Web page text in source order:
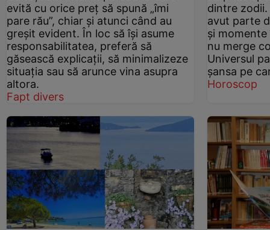
evită cu orice preț să spună „îmi
pare rău”, chiar și atunci când au
greșit evident. În loc să își asume
responsabilitatea, preferă să
găsească explicații, să minimalizeze
situația sau să arunce vina asupra
altora.
Fapt divers
dintre zodii.
avut parte
și
nu merge
Universul
șansa pe
Horoscop